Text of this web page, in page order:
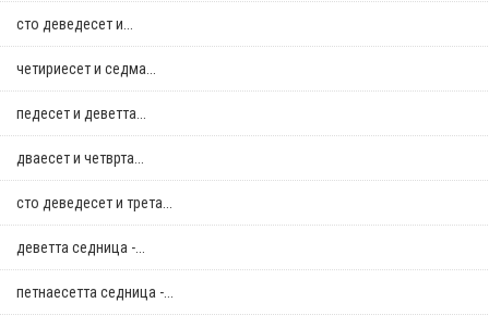
сто деведесет и...
четириесет и седма...
педесет и деветта...
дваесет и четврта...
сто деведесет и трета...
деветта седница -...
петнаесетта седница -...